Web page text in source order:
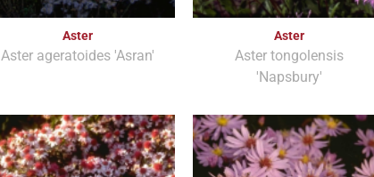
Aster
Aster ageratoides 'Asran'
Aster
Aster tongolensis
'Napsbury'